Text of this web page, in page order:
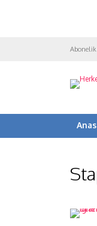
Abonelik